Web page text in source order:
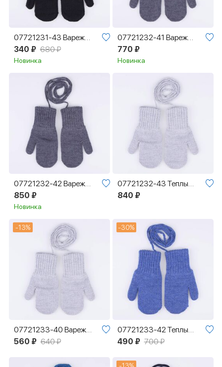
07721231-43 Варежки детские однослойные чер-сер
340 ₽ 680 ₽
Новинка
07721232-41 Варежки однослойные из шерсти мериноса темно-серый
770 ₽
Новинка
07721232-42 Варежки двухслойные из шерсти мериноса темно-серый
850 ₽
Новинка
07721232-43 Теплые варежки из шерсти мериноса серый
840 ₽
-13%
07721233-40 Варежки детские однослойные серый
560 ₽ 640 ₽
-30%
07721233-42 Теплые варежки из шерсти мериноса синий
490 ₽ 700 ₽
-13%